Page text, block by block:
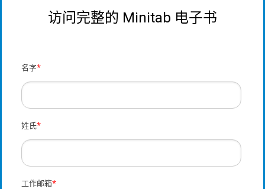
访问完整的 Minitab 电子书
名字*
姓氏*
工作邮箱*